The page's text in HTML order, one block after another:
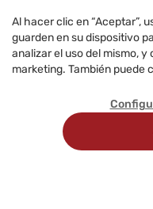
Al hacer clic en “Aceptar”,
guarden en su dispositivo
analizar el uso del mismo,
marketing. También puede